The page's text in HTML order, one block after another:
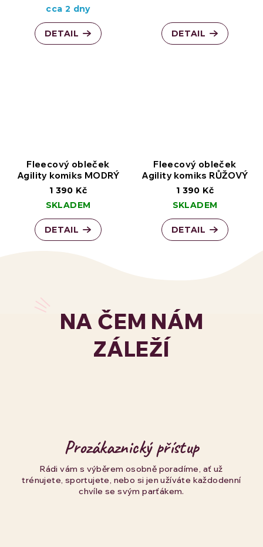
NA ČEM NÁM
ZÁLEŽÍ
Prozákaznický přístup
Rádi vám s výběrem osobně poradíme, ať už
trénujete, sportujete, nebo si jen užíváte každodenní
chvíle se svým parťákem.
cca 2 dny
DETAIL DETAIL
Fleecový obleček
Agility komiks MODRÝ
1 390 Kč
SKLADEM
DETAIL
Fleecový obleček
Agility komiks RŮŽOVÝ
1 390 Kč
SKLADEM
DETAIL